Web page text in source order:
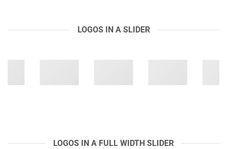
LOGOS IN A SLIDER
LOGOS IN A FULL WIDTH SLIDER